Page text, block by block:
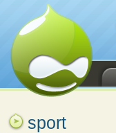
sport